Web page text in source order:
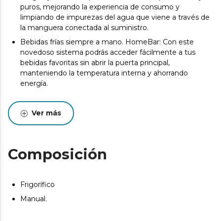
puros, mejorando la experiencia de consumo y
limpiando de impurezas del agua que viene a través de
la manguera conectada al suministro.
Bebidas frías siempre a mano. HomeBar: Con este
novedoso sistema podrás acceder fácilmente a tus
bebidas favoritas sin abrir la puerta principal,
manteniendo la temperatura interna y ahorrando
energía.
manera uniforme, manteniendo la frescura de los
alimentos en todas las áreas del frigorífico.
frescura de los alimentos en cada rincón del frigorífico.
temperatura constante y eliminando la necesidad de
descongelar manualmente.
Ver más
Composición
Frigorífico
Manual.